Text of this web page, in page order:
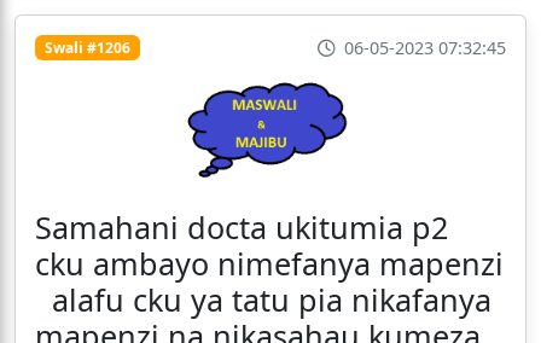
Swali #1206 06-05-2023 07:32:45
Samahani docta ukitumia p2
cku ambayo nimefanya mapenzi
alafu cku ya tatu pia nikafanya